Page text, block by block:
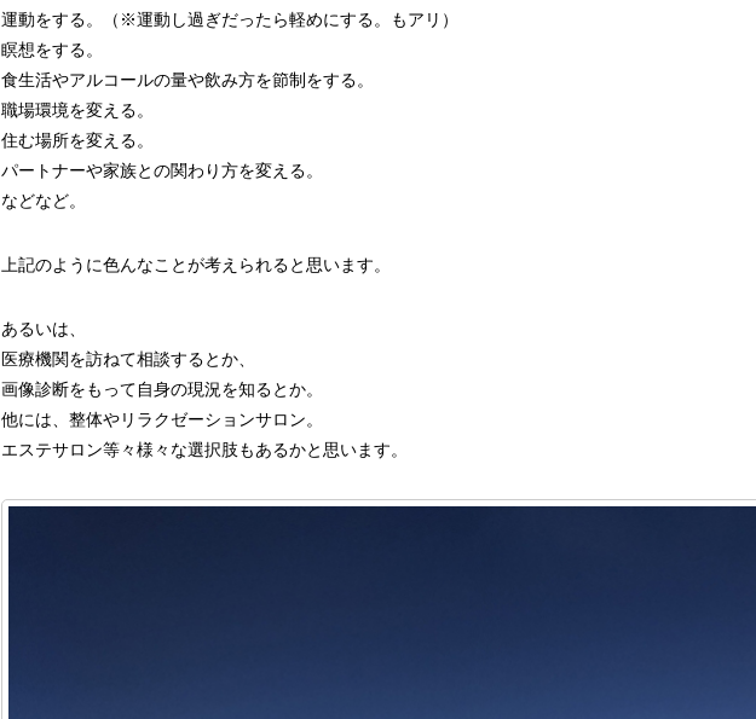
運動をする。（※運動し過ぎだったら軽めにする。もアリ）
瞑想をする。
食生活やアルコールの量や飲み方を節制をする。
職場環境を変える。
住む場所を変える。
パートナーや家族との関わり方を変える。
などなど。
上記のように色んなことが考えられると思います。
あるいは、
医療機関を訪ねて相談するとか、
画像診断をもって自身の現況を知るとか。
他には、整体やリラクゼーションサロン。
エステサロン等々様々な選択肢もあるかと思います。